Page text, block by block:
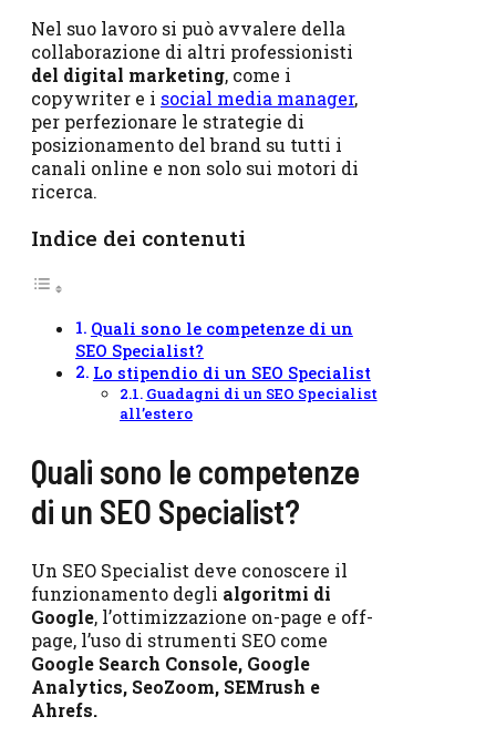
Nel suo lavoro si può avvalere della
collaborazione di altri professionisti
del digital marketing, come i
copywriter e i social media manager,
per perfezionare le strategie di
posizionamento del brand su tutti i
canali online e non solo sui motori di
ricerca.
Indice dei contenuti
Quali sono le competenze di un
SEO Specialist?
Lo stipendio di un SEO Specialist
Guadagni di un SEO Specialist
all’estero
Quali sono le competenze
di un SEO Specialist?
Un SEO Specialist deve conoscere il
funzionamento degli algoritmi di
Google, l’ottimizzazione on-page e off-
page, l’uso di strumenti SEO come
Google Search Console, Google
Analytics, SeoZoom, SEMrush e
Ahrefs.